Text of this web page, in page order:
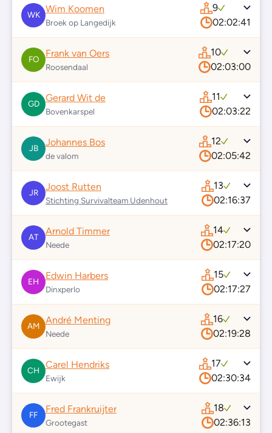
WK
Wim Koomen
Broek op Langedijk
9
02:02:41
FO
Frank van Oers
Roosendaal
10
02:03:00
GD
Gerard Wit de
Bovenkarspel
11
02:03:22
JB
Johannes Bos
de valom
12
02:05:42
JR
Joost Rutten
Stichting Survivalteam Udenhout
13
02:16:37
AT
Arnold Timmer
Neede
14
02:17:20
EH
Edwin Harbers
Dinxperlo
15
02:17:27
AM
André Menting
Neede
16
02:19:28
CH
Carel Hendriks
Ewijk
17
02:30:34
FF
Fred Frankruijter
Grootegast
18
02:36:13